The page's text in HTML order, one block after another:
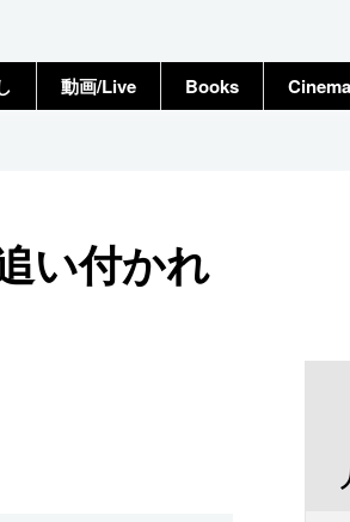
動画/Live Books Cinema
い付かれ